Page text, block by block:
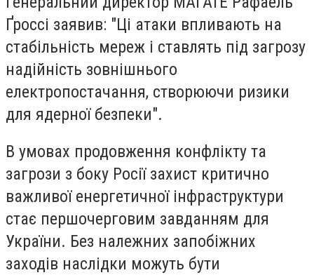
Ґроссі заявив: "Ці атаки впливають на
стабільність мереж і ставлять під загрозу
надійність зовнішнього
електропостачання, створюючи ризики
для ядерної безпеки".
В умовах продовження конфлікту та
загрози з боку Росії захист критично
важливої енергетичної інфраструктури
стає першочерговим завданням для
України. Без належних запобіжних
заходів наслідки можуть бути